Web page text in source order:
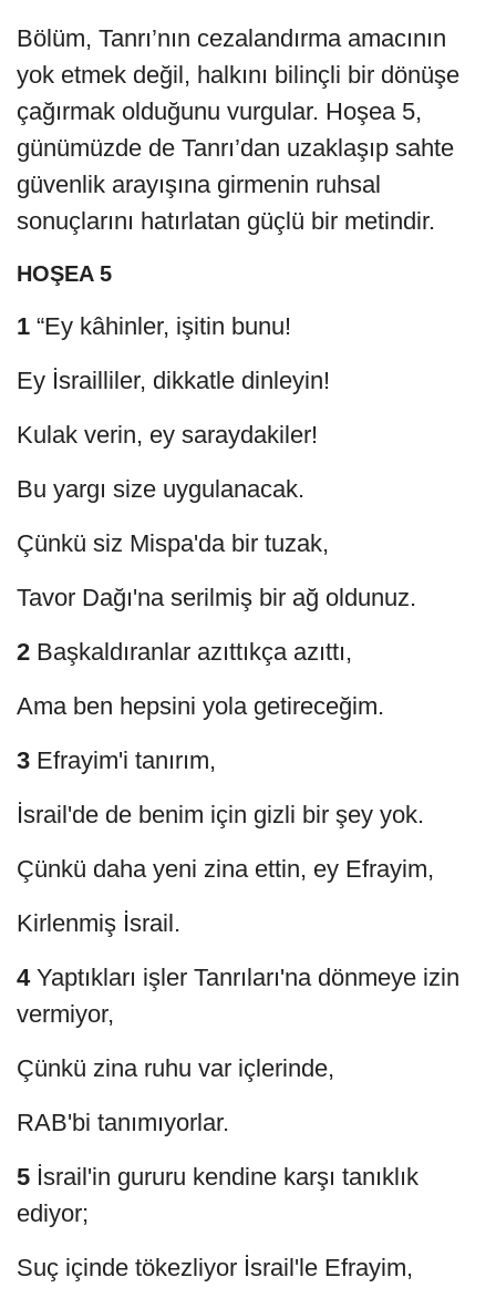
Bölüm, Tanrı’nın cezalandırma amacının
yok etmek değil, halkını bilinçli bir dönüşe
çağırmak olduğunu vurgular. Hoşea 5,
günümüzde de Tanrı’dan uzaklaşıp sahte
güvenlik arayışına girmenin ruhsal
sonuçlarını hatırlatan güçlü bir metindir.
HOŞEA 5
1 “Ey kâhinler, işitin bunu!
Ey İsrailliler, dikkatle dinleyin!
Kulak verin, ey saraydakiler!
Bu yargı size uygulanacak.
Çünkü siz Mispa'da bir tuzak,
Tavor Dağı'na serilmiş bir ağ oldunuz.
2 Başkaldıranlar azıttıkça azıttı,
Ama ben hepsini yola getireceğim.
3 Efrayim'i tanırım,
İsrail'de de benim için gizli bir şey yok.
Çünkü daha yeni zina ettin, ey Efrayim,
Kirlenmiş İsrail.
4Yaptıkları işler Tanrıları'na dönmeye izin
vermiyor,
Çünkü zina ruhu var içlerinde,
RAB'bi tanımıyorlar.
5 İsrail'in gururu kendine karşı tanıklık
ediyor;
Suç içinde tökezliyor İsrail'le Efrayim,